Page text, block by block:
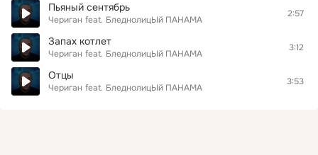
Пьяный сентябрь
Чериган feat. БледнолицЫй ПАНАМА
2:57
Запах котлет
Чериган feat. БледнолицЫй ПАНАМА
3:12
Отцы
Чериган feat. БледнолицЫй ПАНАМА
3:53